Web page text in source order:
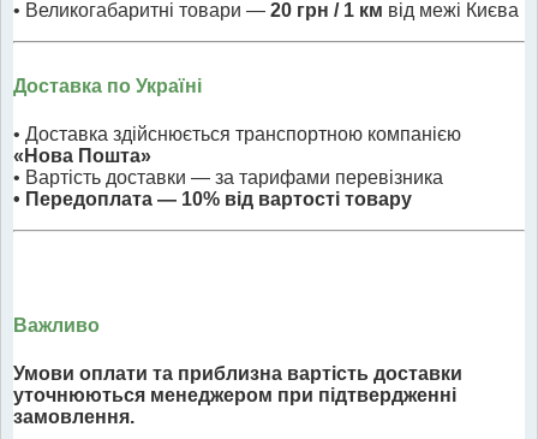
• Великогабаритні товари — 20 грн / 1 км від межі Києва
Доставка по Україні
• Доставка здійснюється транспортною компанією
«Нова Пошта»
• Вартість доставки — за тарифами перевізника
• Передоплата — 10% від вартості товару
Важливо
Умови оплати та приблизна вартість доставки
уточнюються менеджером при підтвердженні
замовлення.